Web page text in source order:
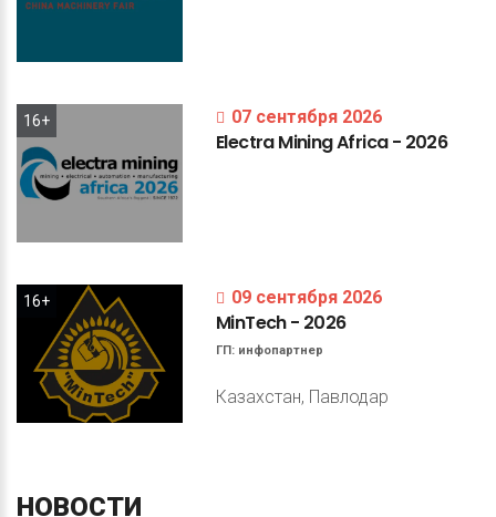
16+ 07 сентября 2026
ElectraMiningAfrica- 2026
16+ 09 сентября 2026
MinTech- 2026
ГП: инфопартнер
Казахстан, Павлодар
НОВОСТИ